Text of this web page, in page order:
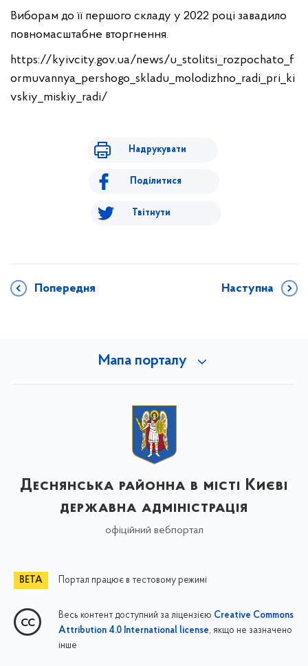
Виборам до її першого складу у 2022 році завадило
повномасштабне вторгнення.
https://kyivcity.gov.ua/news/u_stolitsi_rozpochato_f
ormuvannya_pershogo_skladu_molodizhno_radi_pri_ki
vskiy_miskiy_radi/
Надрукувати
Поділитися
Твітнути
Попередня Наступна
Мапа порталу
Деснянська районна в місті Києві
державна адміністрація
офіційний вебпортал
Портал працює в тестовому режимі
Весь контент доступний за ліцензією Creative Commons
Attribution 4.0 International license, якщо не зазначено
інше